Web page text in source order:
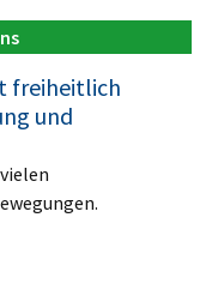
freiheitlich
und